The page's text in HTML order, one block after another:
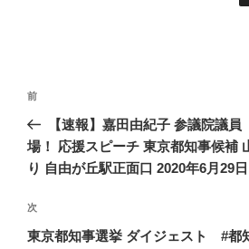
投
ナ
ビ
ー
シ
前
の
投
稿
前
【速報】嘉田由紀子 参議院議
場！ 応援スピーチ 東京都知事候補
り 自由が丘駅正面口 2020年6月29日
次
の
次
東京都知事選挙 ダイジェスト #都